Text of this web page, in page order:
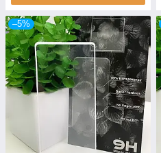
–5%